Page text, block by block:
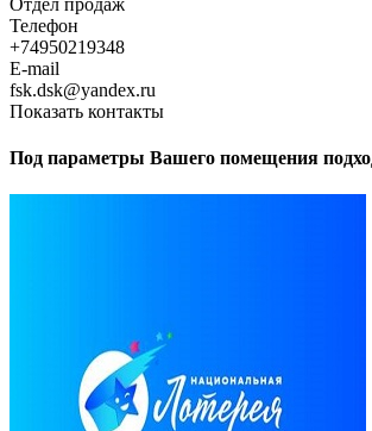
Телефон
+74950219348
E-mail
fsk.dsk@yandex.ru
Показать контакты
Под параметры Вашего помещения